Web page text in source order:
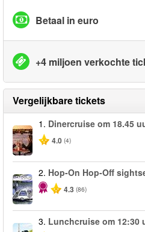
Betaal in euro
+4 miljoen verkochte
Vergelijkbare tickets
1. Dinercruise om 18.45
4.0 (4)
2. Hop-On Hop-Off
4.3 (86)
3. Lunchcruise om 12:30